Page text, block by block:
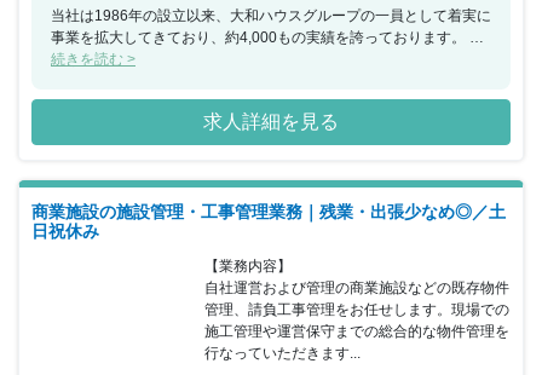
当社は1986年の設立以来、大和ハウスグループの一員として着実に
事業を拡大してきており、約4,000もの実績を誇っております。 大
和ハウス工業100％出資子会社である同社は、商業施設デベロッパ
な形態の商業施設をプロデュース出来るのも魅力の一つです。ま
た、地域の人にとっての「衣食住」の重要な拠点を施工・管理でき
るため、お客様が足を運んでいただけることはやりがいとなりま
おり、安心した就業環境に身を置くことができ、年間休日も120日
以上で土日祝日休みのため、ワークライフバランスも整っておりま
す。 また、当社は働きやすい以下の環境を実現しております。 ■勤
務地選択制度として、家庭の事業がある場合に転勤のない地域限定
社員への転換が可能（給与額、対象となる福利厚生制度は異なる）
■朝7時前の出勤、21時以降の残業の原則禁止 ■勤務間インターバル
制度として、勤務終了から9時間は勤務間インターバルを設け、生
活時間や睡眠時間を確保 ■毎週水曜日にノー残業デイを設置 ■発注
者側のため、残業月16時間程度
続きを読む >
求人詳細を見る
商業施設の施設管理・工事管理業務｜残業・出張少なめ◎／土
日祝休み
【業務内容】
自社運営および管理の商業施設などの既存物件
管理、請負工事管理をお任せします。現場での
施工管理や運営保守までの総合的な物件管理を
行なっていただきます...